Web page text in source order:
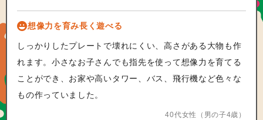
想像力を育み長く遊べる
しっかりしたプレートで壊れにくい、高さがある大物も作
れます。小さなお子さんでも指先を使って想像力を育てる
ことができ、お家や高いタワー、バス、飛行機など色々な
もの作っていました。
40代女性（男の子4歳）